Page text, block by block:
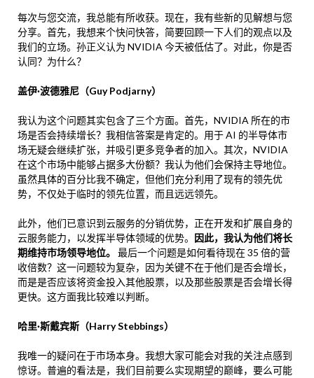
每次与您交流，我总能有所收获。现在，我有些新的见解想与您
分享。首先，我想来个快问快答，简要回顾一下人们的观点以及
我们的立场。孙正义认为 NVIDIA 今天被低估了。对此，你是否
认同？为什么？
盖伊·波德雅尼（Guy Podjarny）
我认为这个问题其实包含了三个方面。首先，NVIDIA 所在的市
场是否会持续增长？我相信答案是肯定的。用于 AI 的半导体市
场无疑会继续扩张，并吸引更多竞争者的加入。其次，NVIDIA
在这个市场中能够占据多大份额？我认为他们会保持主导地位。
虽然具体的百分比我不确定，但他们充分利用了现有的领先优
势，不仅处于临时的领先位置，而且远远领先。
此外，他们已意识到云服务的分销优势，正在开发和扩展自身的
云服务能力，以发挥半导体领域的优势。 因此，我认为他们将长
期维持市场领导地位。
最后一个问题是如何看待现在 35 倍的营
收倍数？这一问题较为复杂，因为关键不在于他们是否会增长，
而是是否应该将资金投入其他股票，以及那些股票是否会增长得
更快。这方面我比较难以判断。
哈里·斯戴宾斯（Harry Stebbings）
我唯一的疑问在于市场本身。我想大家可能会对我的关注点感到
惊讶。普遍的看法是，我们目前要么实现期望的巅峰，要么可能